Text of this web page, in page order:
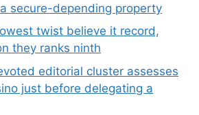
secure-depending property
twist believe it record,
they ranks ninth
editorial cluster assesses
just before delegating a